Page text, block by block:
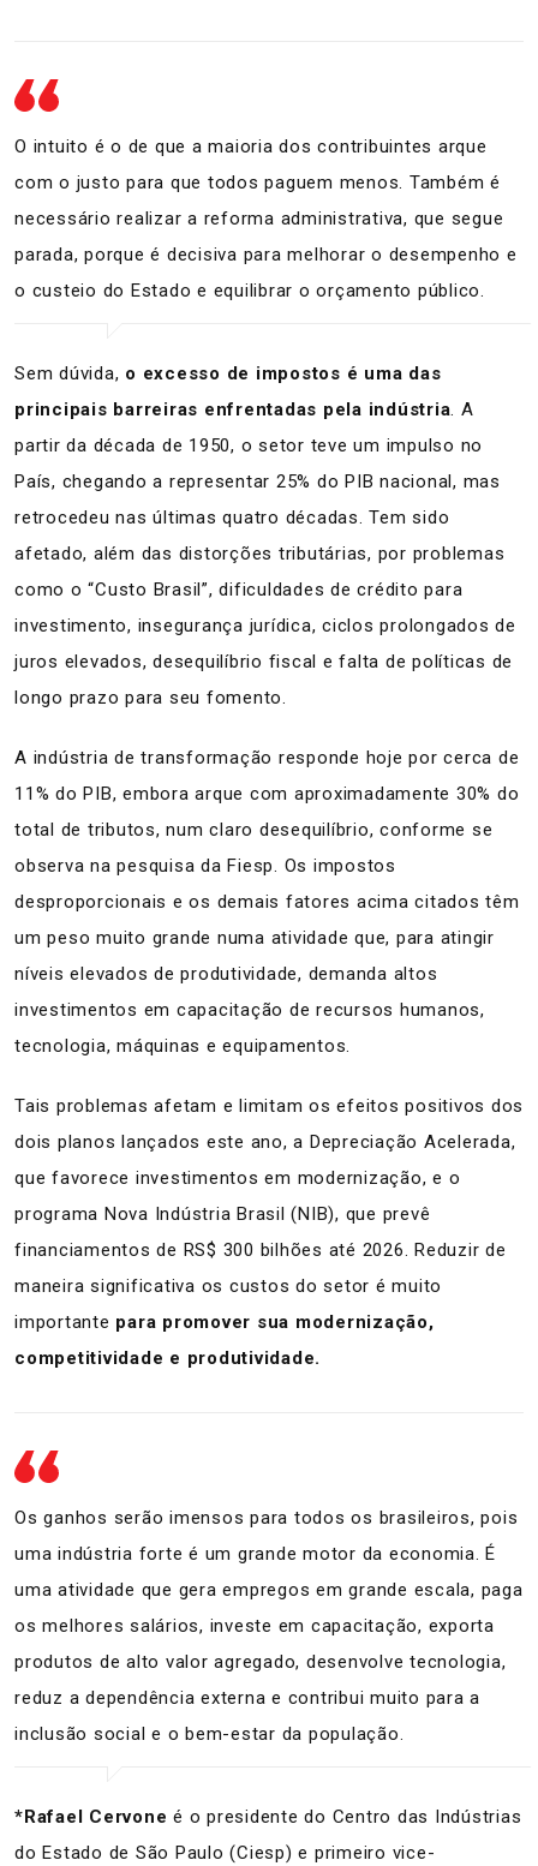
O intuito é o de que a maioria dos contribuintes arque
com o justo para que todos paguem menos. Também é
necessário realizar a reforma administrativa, que segue
parada, porque é decisiva para melhorar o desempenho e
o custeio do Estado e equilibrar o orçamento público.
Sem dúvida, o excesso de impostos é uma das
principais barreiras enfrentadas pela indústria. A
partir da década de 1950, o setor teve um impulso no
País, chegando a representar 25% do PIB nacional, mas
retrocedeu nas últimas quatro décadas. Tem sido
afetado, além das distorções tributárias, por problemas
como o “Custo Brasil”, dificuldades de crédito para
investimento, insegurança jurídica, ciclos prolongados de
juros elevados, desequilíbrio fiscal e falta de políticas de
longo prazo para seu fomento.
A indústria de transformação responde hoje por cerca de
11% do PIB, embora arque com aproximadamente 30% do
total de tributos, num claro desequilíbrio, conforme se
observa na pesquisa da Fiesp. Os impostos
desproporcionais e os demais fatores acima citados têm
um peso muito grande numa atividade que, para atingir
níveis elevados de produtividade, demanda altos
investimentos em capacitação de recursos humanos,
tecnologia, máquinas e equipamentos.
Tais problemas afetam e limitam os efeitos positivos dos
dois planos lançados este ano, a Depreciação Acelerada,
que favorece investimentos em modernização, e o
programa Nova Indústria Brasil (NIB), que prevê
financiamentos de RS$ 300 bilhões até 2026. Reduzir de
maneira significativa os custos do setor é muito
importante para promover sua modernização,
competitividade e produtividade.
Os ganhos serão imensos para todos os brasileiros, pois
uma indústria forte é um grande motor da economia. É
uma atividade que gera empregos em grande escala, paga
os melhores salários, investe em capacitação, exporta
produtos de alto valor agregado, desenvolve tecnologia,
reduz a dependência externa e contribui muito para a
inclusão social e o bem-estar da população.
*Rafael Cervone é o presidente do Centro das Indústrias
do Estado de São Paulo (Ciesp) e primeiro vice-